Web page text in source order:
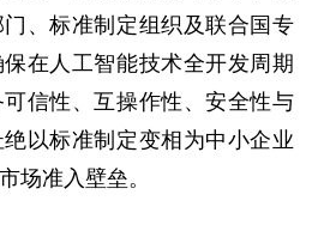
、标准制定组织及联合国专
在人工智能技术全开发周期
信性、互操作性、安全性与
以标准制定变相为中小企业
场准入壁垒。